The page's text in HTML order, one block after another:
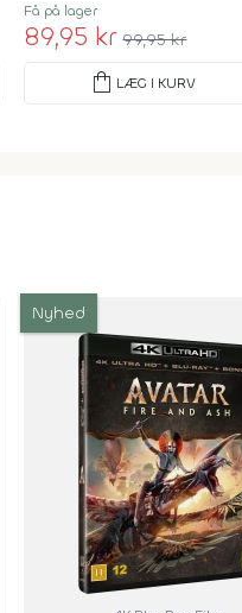
Få på lager
89,95 kr 99,95 kr
shopping_bag LÆG I KURV
Nyhed